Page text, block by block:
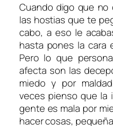
Cuando digo que
las hostias que te
cabo, a eso le
hasta pones la cara
Pero lo que
afecta son las
miedo y por
veces pienso que la
gente es mala por
hacer cosas,